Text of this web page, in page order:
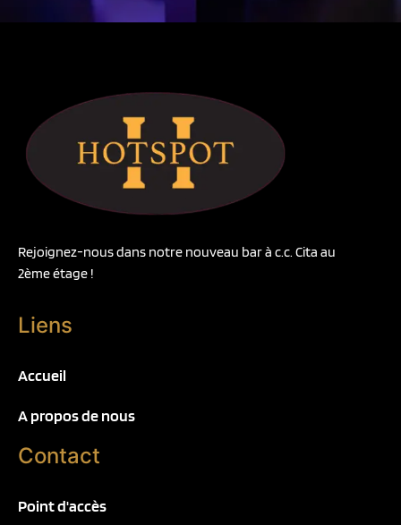
Rejoignez-nous dans notre nouveau bar à c.c. Cita au
2ème étage !
Liens
Accueil
A propos de nous
Contact
Point d'accès